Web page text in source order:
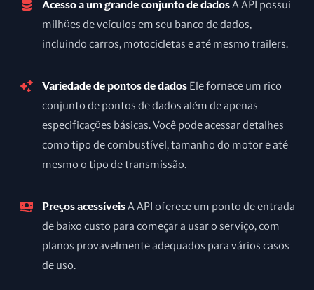
Acesso a um grande conjunto de dadosA API possui
milhões de veículos em seu banco de dados,
incluindo carros, motocicletas e até mesmo trailers.
Variedade de pontos de dados Ele fornece um rico
conjunto de pontos de dados além de apenas
especificações básicas. Você pode acessar detalhes
como tipo de combustível, tamanho do motor e até
mesmo o tipo de transmissão.
Preços acessíveisA API oferece um ponto de entrada
de baixo custo para começar a usar o serviço, com
planos provavelmente adequados para vários casos
de uso.